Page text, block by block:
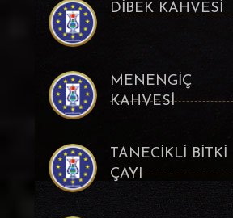
DİBEK KAHVESİ
MENENGİÇ
KAHVESİ
TANECİKLİ BİTKİ
ÇAYI